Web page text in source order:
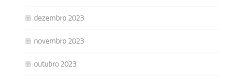
dezembro 2023
novembro 2023
outubro 2023